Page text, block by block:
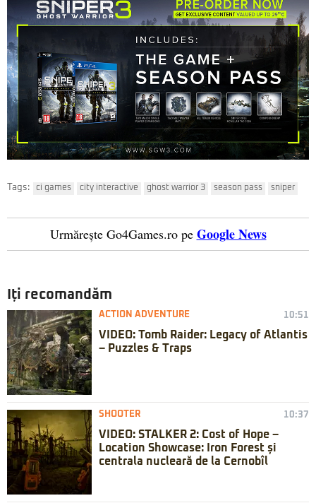
Tags: ci games city interactive ghost warrior 3 season pass sniper
Urmărește Go4Games.ro pe Google News
Iți recomandăm
ACTION ADVENTURE 10:51
VIDEO: Tomb Raider: Legacy of Atlantis
– Puzzles & Traps
SHOOTER 10:37
VIDEO: STALKER 2: Cost of Hope –
Location Showcase: Iron Forest și
centrala nucleară de la Cernobîl